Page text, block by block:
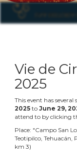
Vie de
2025
This event has
2025 to June 29,
attend to by clicking
Place: "Campo San
Teotipilco, Tehuacán,
km 3)